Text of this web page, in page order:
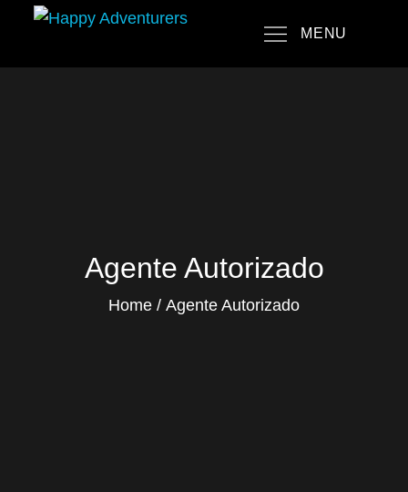
content
MENU
Agente Autorizado
Home Agente Autorizado